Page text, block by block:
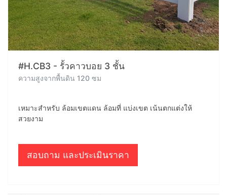
#H.CB3 - รั้วคาวบอย 3 ชั้น
ความสูงจากพื้นดิน 120 ซม
เหมาะสำหรับ ล้อมเขตแดน ล้อมที่ แบ่งเขต เน้นตกแต่งให้
สวยงาม
สอบถาม และประเมินราคา